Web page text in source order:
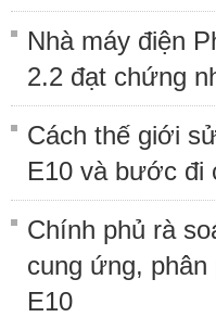
Nhà máy điện
2.2 đạt chứng
Cách thế giới
E10 và bước đi
Chính phủ rà
cung ứng, phân
E10